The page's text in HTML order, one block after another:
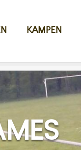
KAMPEN